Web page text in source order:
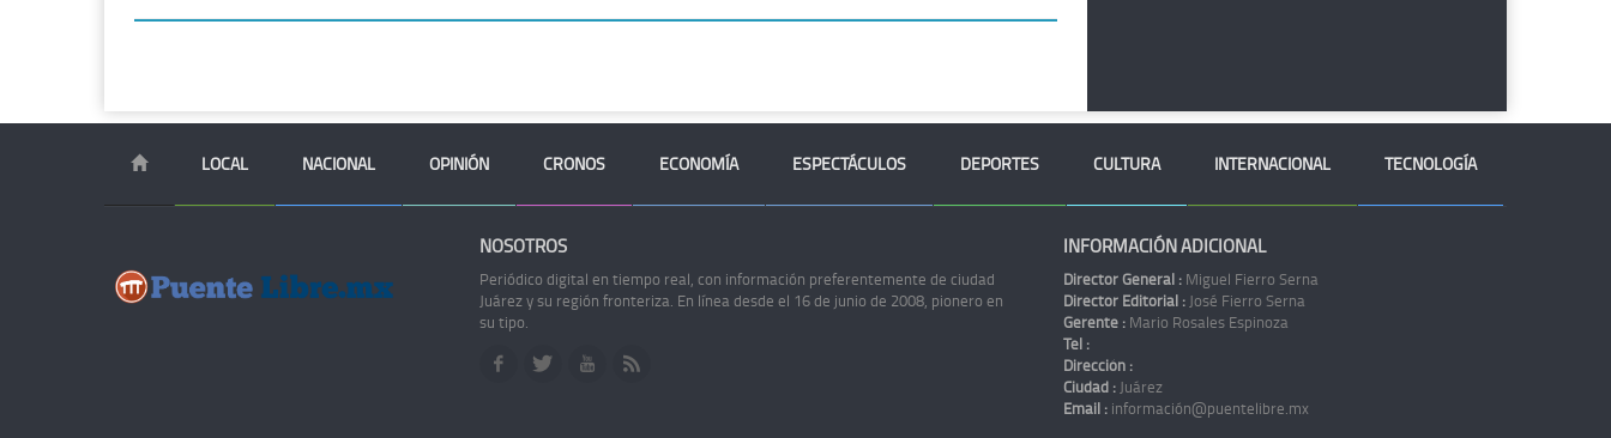
LOCAL NACIONAL OPINIÓN CRONOS ECONOMÍA ESPECTÁCULOS DEPORTES CULTURA INTERNACIONAL TECNOLOGÍA
NOSOTROS
Periódico digital en tiempo real, con información preferentemente de ciudad
Juárez y su región fronteriza. En línea desde el 16 de junio de 2008, pionero en
su tipo.
INFORMACIÓN ADICIONAL
Director General : Miguel Fierro Serna
Director Editorial : José Fierro Serna
Gerente : Mario Rosales Espinoza
Tel :
Dirección :
Ciudad : Juárez
Email : información@puentelibre.mx